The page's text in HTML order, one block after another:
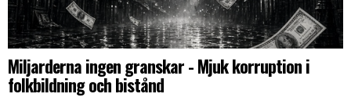
Miljarderna ingen granskar - Mjuk korruption i
folkbildning och bistånd